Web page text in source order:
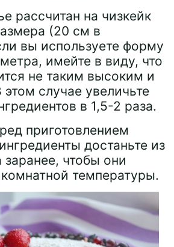
рассчитан на чизкейк
(20 см в
вы используете форму
имейте в виду, что
не таким высоким и
случае увеличьте
в 1,5-2 раза.
приготовлением
достаньте из
заранее, чтобы они
температуры.